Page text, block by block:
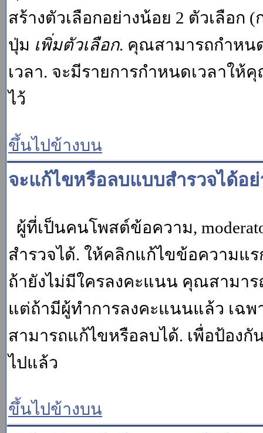
สร้างตัวเลือกอย่างน้อย 2 ตัวเลือก
ปุ่ม เพิ่มตัวเลือก. คุณสามารถกำหน
เวลา. จะมีรายการกำหนดเวลาให้
ไว้
ขึ้นไปข้างบน
จะแก้ไขหรือลบแบบสำรวจได้อย่
ผู้ที่เป็นคนโพสต์ข้อความ,
สำรวจได้. ให้คลิกแก้ไขข้อความแ
ถ้ายังไม่มีใครลงคะแนน คุณสามา
แต่ถ้ามีผู้ทำการลงคะแนนแล้ว เฉพา
สามารถแก้ไขหรือลบได้. เพื่อป้อง
ไปแล้ว
ขึ้นไปข้างบน